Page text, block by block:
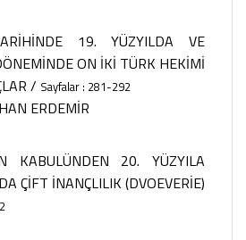
19. YÜZYILDA VE
ON İKİ TÜRK HEKİMİ
/ Sayfalar : 281-292
ERDEMİR
KABULÜNDEN 20. YÜZYILA
ÇİFT İNANÇLILIK (DVOEVERİE)